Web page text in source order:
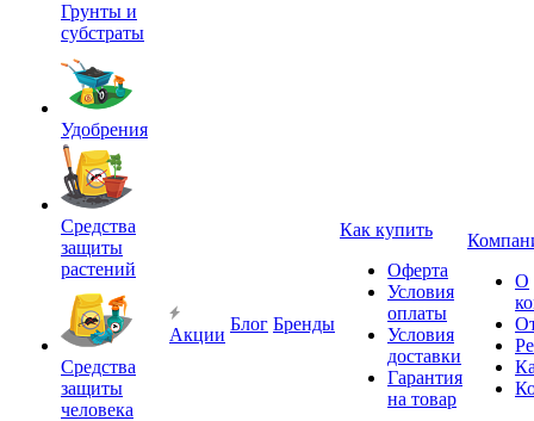
Грунты и
субстраты
Удобрения
Средства
защиты
растений
Средства
защиты
человека
Акции
Блог Бренды
Как купить
Оферта
Условия
оплаты
Условия
доставки
Гарантия
на товар
О